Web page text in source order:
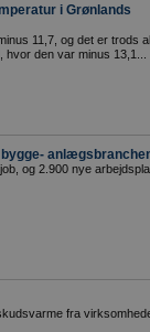
i Grønlands
11,7, og det er trods
den var minus 13,1...
og 2.900 nye
fra